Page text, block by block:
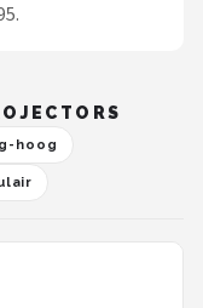
hoog